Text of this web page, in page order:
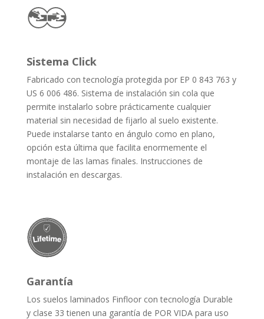
Sistema Click
Fabricado con tecnología protegida por EP 0 843 763 y
US 6 006 486. Sistema de instalación sin cola que
permite instalarlo sobre prácticamente cualquier
material sin necesidad de fijarlo al suelo existente.
Puede instalarse tanto en ángulo como en plano,
opción esta última que facilita enormemente el
montaje de las lamas finales. Instrucciones de
instalación en descargas.
Garantía
Los suelos laminados Finfloor con tecnología Durable
y clase 33 tienen una garantía de POR VIDA para uso